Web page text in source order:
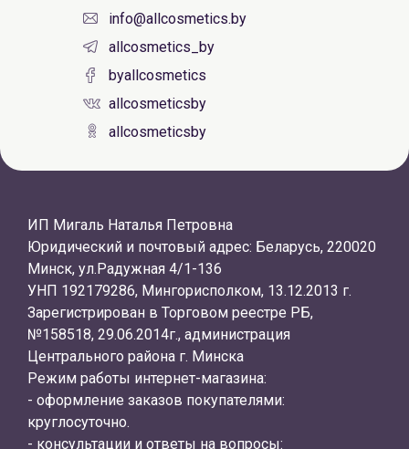
info@allcosmetics.by
allcosmetics_by
byallcosmetics
allcosmeticsby
allcosmeticsby
ИП Мигаль Наталья Петровна
Юридический и почтовый адрес: Беларусь, 220020
Минск, ул.Радужная 4/1-136
УНП 192179286, Мингорисполком, 13.12.2013 г.
Зарегистрирован в Торговом реестре РБ,
№158518, 29.06.2014г., администрация
Центрального района г. Минска
Режим работы интернет-магазина:
- оформление заказов покупателями:
круглосуточно.
- консультации и ответы на вопросы: